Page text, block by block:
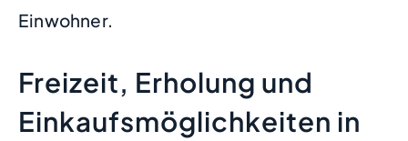
Einwohner.
Freizeit, Erholung und
Einkaufsmöglichkeiten in